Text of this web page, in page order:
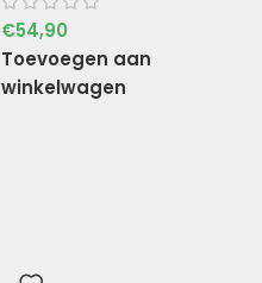
€54,90
Toevoegen aan
winkelwagen